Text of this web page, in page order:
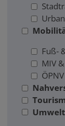
Fuß-
MIV
ÖPNV
Umwelt